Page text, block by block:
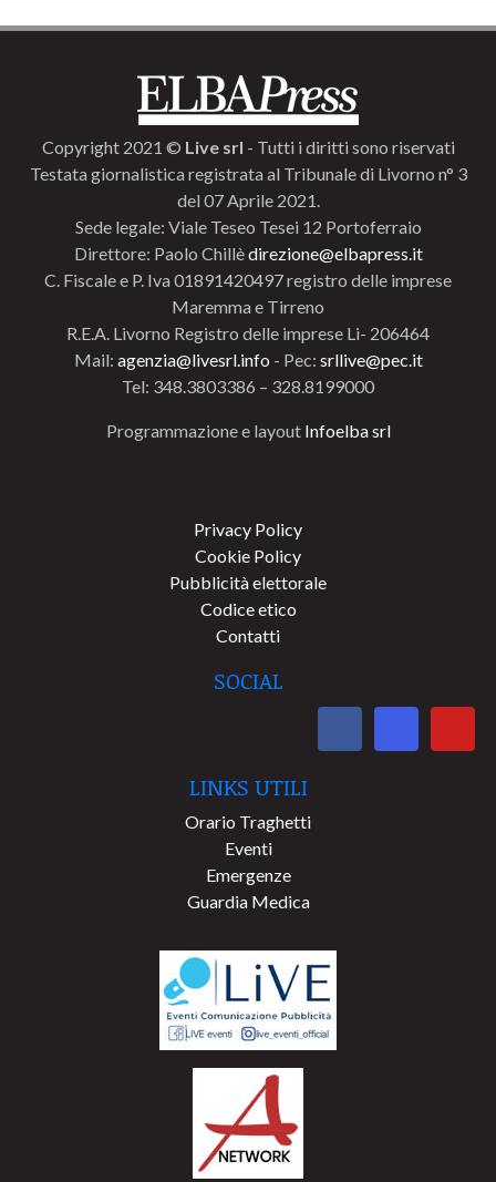
Copyright 2021 © Live srl - Tutti i diritti sono riservati
Testata giornalistica registrata al Tribunale di Livorno n° 3
del 07 Aprile 2021.
Sede legale: Viale Teseo Tesei 12 Portoferraio
Direttore: Paolo Chillèdirezione@elbapress.it
C. Fiscale e P. Iva 01891420497 registro delle imprese
Maremma e Tirreno
R.E.A. Livorno Registro delle imprese Li- 206464
Mail: agenzia@livesrl.info - Pec: srllive@pec.it
Tel: 348.3803386 – 328.8199000
Programmazione e layout Infoelba srl
Privacy Policy
Cookie Policy
Pubblicità elettorale
Codice etico
Contatti
SOCIAL
LINKS UTILI
Orario Traghetti
Eventi
Emergenze
Guardia Medica